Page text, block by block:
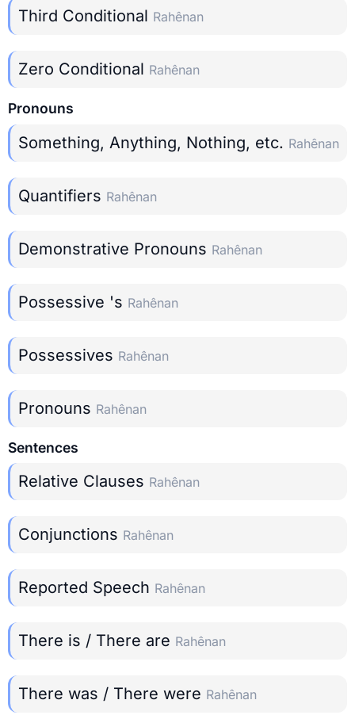
Third Conditional Rahênan
Zero Conditional Rahênan
Pronouns
Something, Anything, Nothing, etc. Rahênan
Quantifiers Rahênan
Demonstrative Pronouns Rahênan
Possessive 's Rahênan
Possessives Rahênan
Pronouns Rahênan
Sentences
Relative Clauses Rahênan
Conjunctions Rahênan
Reported Speech Rahênan
There is / There are Rahênan
There was / There were Rahênan